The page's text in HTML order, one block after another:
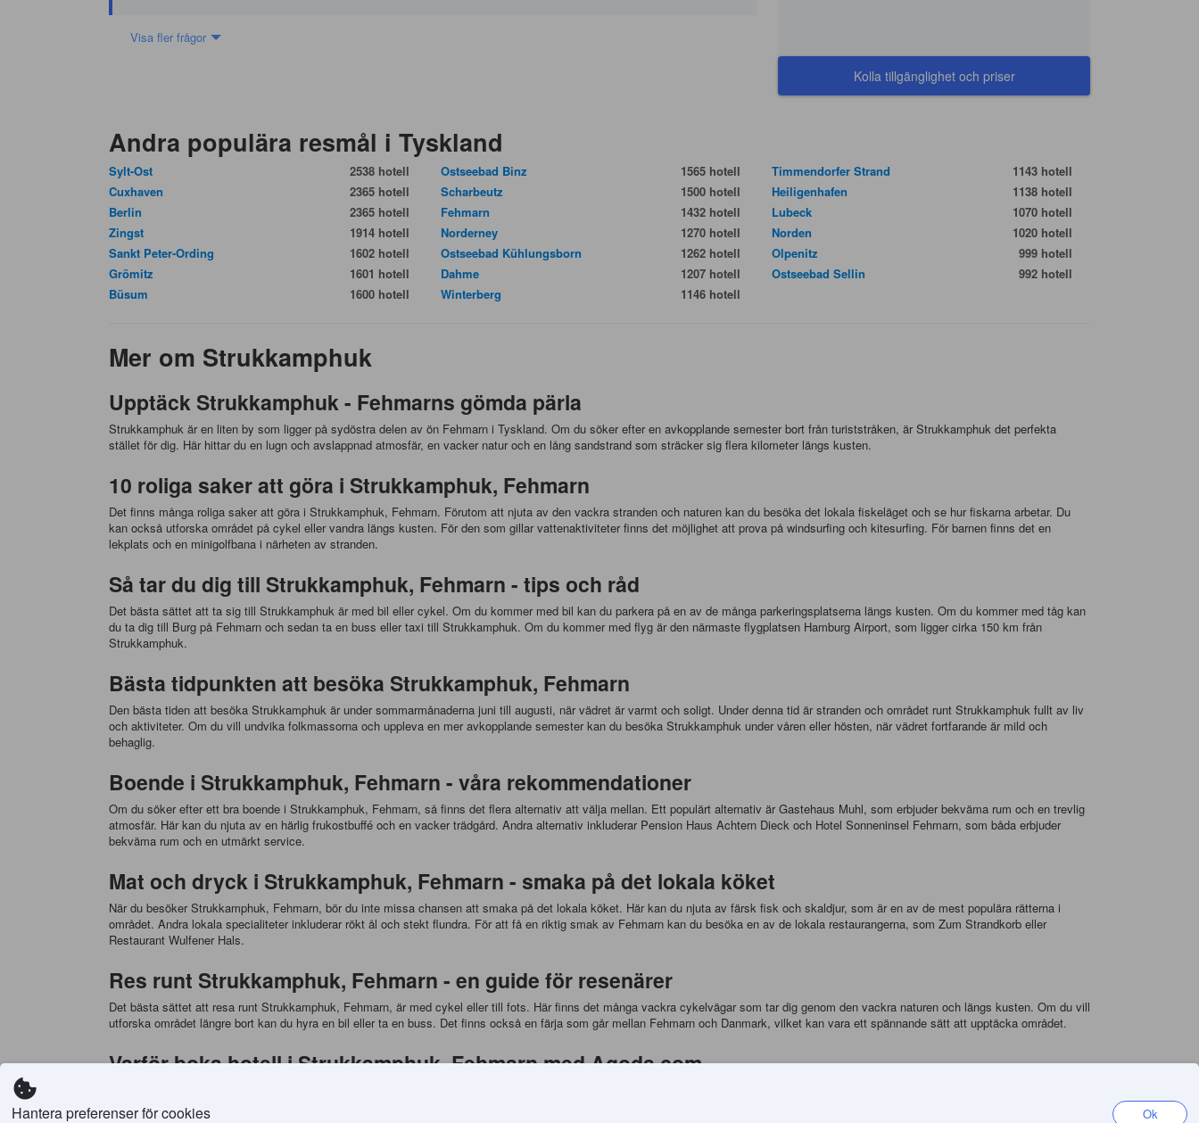
Hantera preferenser för cookies Ok
Visa fler frågor
Kolla tillgänglighet och priser
Andra populära resmål i Tyskland
Sylt-Ost
2538 hotell
Cuxhaven
2365 hotell
Berlin
2365 hotell
Zingst
1914 hotell
Sankt Peter-Ording
1602 hotell
Grömitz
1601 hotell
Büsum
1600 hotell
Ostseebad Binz
1565 hotell
Scharbeutz
1500 hotell
Fehmarn
1432 hotell
Norderney
1270 hotell
Ostseebad Kühlungsborn
1262 hotell
Dahme
1207 hotell
Winterberg
1146 hotell
Timmendorfer Strand
1143 hotell
Heiligenhafen
1138 hotell
Lubeck
1070 hotell
Norden
1020 hotell
Olpenitz
999 hotell
Ostseebad Sellin
992 hotell
Mer om Strukkamphuk
Upptäck Strukkamphuk - Fehmarns gömda pärla
Strukkamphuk är en liten by som ligger på sydöstra delen av ön Fehmarn i Tyskland. Om du söker efter en avkopplande semester bort från turiststråken, är Strukkamphuk det perfekta
stället för dig. Här hittar du en lugn och avslappnad atmosfär, en vacker natur och en lång sandstrand som sträcker sig flera kilometer längs kusten.
10 roliga saker att göra i Strukkamphuk, Fehmarn
Det finns många roliga saker att göra i Strukkamphuk, Fehmarn. Förutom att njuta av den vackra stranden och naturen kan du besöka det lokala fiskeläget och se hur fiskarna arbetar. Du
kan också utforska området på cykel eller vandra längs kusten. För den som gillar vattenaktiviteter finns det möjlighet att prova på windsurfing och kitesurfing. För barnen finns det en
lekplats och en minigolfbana i närheten av stranden.
Så tar du dig till Strukkamphuk, Fehmarn - tips och råd
Det bästa sättet att ta sig till Strukkamphuk är med bil eller cykel. Om du kommer med bil kan du parkera på en av de många parkeringsplatserna längs kusten. Om du kommer med tåg kan
du ta dig till Burg på Fehmarn och sedan ta en buss eller taxi till Strukkamphuk. Om du kommer med flyg är den närmaste flygplatsen Hamburg Airport, som ligger cirka 150 km från
Strukkamphuk.
Bästa tidpunkten att besöka Strukkamphuk, Fehmarn
Den bästa tiden att besöka Strukkamphuk är under sommarmånaderna juni till augusti, när vädret är varmt och soligt. Under denna tid är stranden och området runt Strukkamphuk fullt av liv
och aktiviteter. Om du vill undvika folkmassorna och uppleva en mer avkopplande semester kan du besöka Strukkamphuk under våren eller hösten, när vädret fortfarande är mild och
behaglig.
Boende i Strukkamphuk, Fehmarn - våra rekommendationer
Om du söker efter ett bra boende i Strukkamphuk, Fehmarn, så finns det flera alternativ att välja mellan. Ett populärt alternativ är Gastehaus Muhl, som erbjuder bekväma rum och en trevlig
atmosfär. Här kan du njuta av en härlig frukostbuffé och en vacker trädgård. Andra alternativ inkluderar Pension Haus Achtern Dieck och Hotel Sonneninsel Fehmarn, som båda erbjuder
bekväma rum och en utmärkt service.
Mat och dryck i Strukkamphuk, Fehmarn - smaka på det lokala köket
När du besöker Strukkamphuk, Fehmarn, bör du inte missa chansen att smaka på det lokala köket. Här kan du njuta av färsk fisk och skaldjur, som är en av de mest populära rätterna i
området. Andra lokala specialiteter inkluderar rökt ål och stekt flundra. För att få en riktig smak av Fehmarn kan du besöka en av de lokala restaurangerna, som Zum Strandkorb eller
Restaurant Wulfener Hals.
Res runt Strukkamphuk, Fehmarn - en guide för resenärer
Det bästa sättet att resa runt Strukkamphuk, Fehmarn, är med cykel eller till fots. Här finns det många vackra cykelvägar som tar dig genom den vackra naturen och längs kusten. Om du vill
utforska området längre bort kan du hyra en bil eller ta en buss. Det finns också en färja som går mellan Fehmarn och Danmark, vilket kan vara ett spännande sätt att upptäcka området.
Varför boka hotell i Strukkamphuk, Fehmarn med Agoda.com
boendena som passar dina behov. Agoda.com erbjuder också en enkel och säker bokningsprocess, så du kan vara säker på att du får det bästa värdet för pengarna.